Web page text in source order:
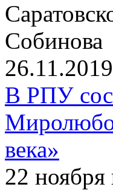
Собинова
26.11.2019
В РПУ
века»
22 ноября